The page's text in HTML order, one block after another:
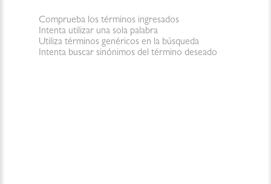
Comprueba los términos ingresados
Intenta utilizar una sola palabra
Utiliza términos genéricos en la búsqueda
Intenta buscar sinónimos del término deseado